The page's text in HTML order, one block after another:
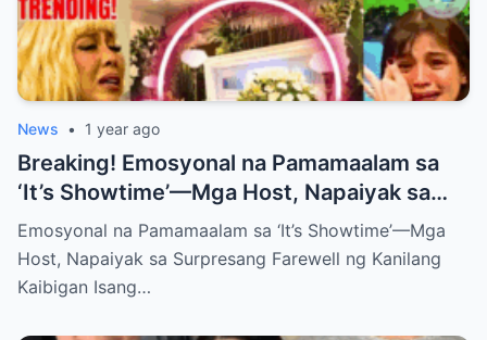
News • 1 year ago
Breaking! Emosyonal na Pamamaalam sa
‘It’s Showtime’—Mga Host, Napaiyak sa
Surpresang Farewell ng Kanilang Kaibigan
Emosyonal na Pamamaalam sa ‘It’s Showtime’—Mga
Host, Napaiyak sa Surpresang Farewell ng Kanilang
Kaibigan Isang…